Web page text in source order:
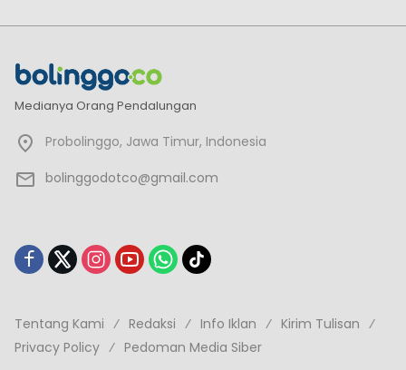
Medianya Orang Pendalungan
Probolinggo, Jawa Timur, Indonesia
bolinggodotco@gmail.com
Tentang Kami Redaksi Info Iklan
Kirim Tulisan
Privacy Policy
Pedoman Media Siber